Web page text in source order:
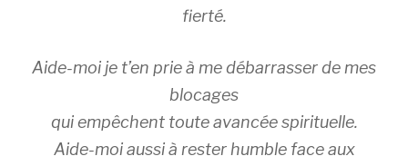
fierté.
Aide-moi je t’en prie à me débarrasser de mes
blocages
qui empêchent toute avancée spirituelle.
Aide-moi aussi à rester humble face aux